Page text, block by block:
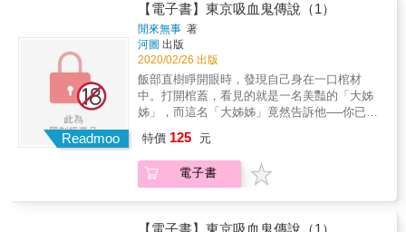
Readmoo
【電子書】東京吸血鬼傳說（1）
閒來無事 著
河圖 出版
2020/02/26 出版
飯部直樹睜開眼時，發現自己身在一口棺材
中。打開棺蓋，看見的就是一名美豔的「大姊
姊」，而這名「大姊姊」竟然告訴他──你已經
「主宰」，也就是美豔的大姊姊——莉棲理世
還晃著一對極品豪乳誘惑著他！
特價 125 元
電子書
【電子書】東京吸血鬼傳說（1）